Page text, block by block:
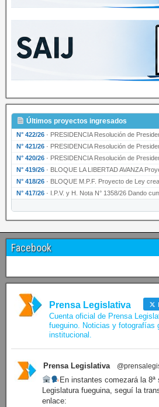
Últimos proyectos ingresados
N° 422/26 · PRESIDENCIA Resolución de
N° 421/26 · PRESIDENCIA Resolución de
N° 420/26 · PRESIDENCIA Resolución de
N° 419/26 · BLOQUE LA LIBERTAD AVANZA Proyecto de Ley
N° 418/26 · BLOQUE M.P.F. Proyecto de Ley creando el Ente
N° 417/26 · I.P.V. y H. Nota N° 1358/26 Dando cumplimiento al
Facebook
Prensa Legislativa
Cuenta oficial de Prensa
fueguino. Noticias y fotografías
institucional.
Prensa Legislativa
En instantes comezará la 8ª
Legislatura fueguina, seguí la
enlace: